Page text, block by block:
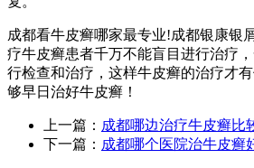
成都看牛皮癣哪家最专业!成都银康银
疗牛皮癣患者千万不能盲目进行治疗
行检查和治疗，这样牛皮癣的治疗才
够早日治好牛皮癣！
上一篇： 成都哪边治疗牛皮癣比
下一篇： 成都哪个医院治牛皮癣